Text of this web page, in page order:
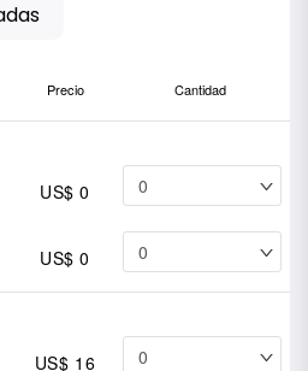
Precio Cantidad
US$ 0
US$ 0
US$ 16